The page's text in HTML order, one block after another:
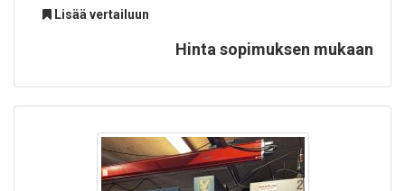
Lisää vertailuun
Hinta sopimuksen mukaan